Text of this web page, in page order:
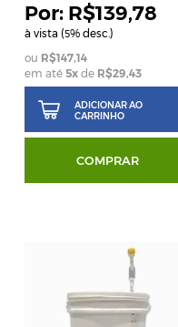
R$139,78
à vista (5% desc.)
R$147,14
em até5x de R$29,43
ADICIONAR AO
CARRINHO
COMPRAR